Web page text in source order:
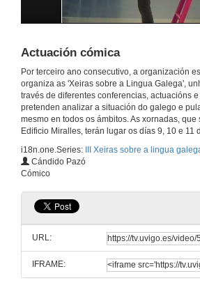
Actuación cómica
Por terceiro ano consecutivo, a organización
organiza as 'Xeiras sobre a Lingua Galega',
través de diferentes conferencias, actuacións
pretenden analizar a situación do galego e
mesmo en todos os ámbitos. As xornadas,
Edificio Miralles, terán lugar os días 9, 10 e 11
i18n.one.Series:
III Xeiras sobre a lingua
Cándido Pazó
Cómico
URL:
IFRAME:
O galego nos
Presentación
9 de feb. de 2011
Intervención de
Intervención de
Intervención
9 de feb. de 2011
Quenda de